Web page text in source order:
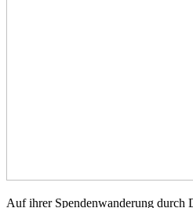
Auf ihrer Spendenwanderung durch